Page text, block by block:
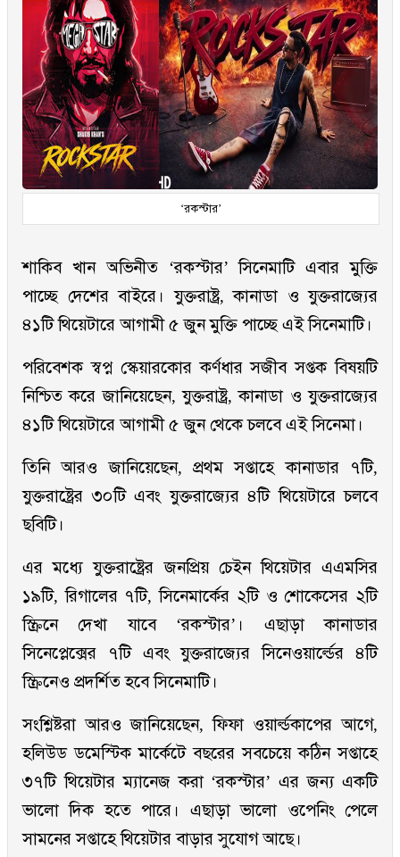
‘রকস্টার’
শাকিব খান অভিনীত ‘রকস্টার’ সিনেমাটি এবার মুক্তি
পাচ্ছে দেশের বাইরে। যুক্তরাষ্ট্র, কানাডা ও যুক্তরাজ্যের
৪১টি থিয়েটারে আগামী ৫ জুন মুক্তি পাচ্ছে এই সিনেমাটি।
পরিবেশক স্বপ্ন স্কেয়ারকোর কর্ণধার সজীব সপ্তক বিষয়টি
নিশ্চিত করে জানিয়েছেন, যুক্তরাষ্ট্র, কানাডা ও যুক্তরাজ্যের
৪১টি থিয়েটারে আগামী ৫ জুন থেকে চলবে এই সিনেমা।
তিনি আরও জানিয়েছেন, প্রথম সপ্তাহে কানাডার ৭টি,
যুক্তরাষ্ট্রের ৩০টি এবং যুক্তরাজ্যের ৪টি থিয়েটারে চলবে
ছবিটি।
এর মধ্যে যুক্তরাষ্ট্রের জনপ্রিয় চেইন থিয়েটার এএমসির
১৯টি, রিগালের ৭টি, সিনেমার্কের ২টি ও শোকেসের ২টি
স্ক্রিনে দেখা যাবে ‘রকস্টার’। এছাড়া কানাডার
সিনেপ্লেক্সের ৭টি এবং যুক্তরাজ্যের সিনেওয়ার্ল্ডের ৪টি
স্ক্রিনেও প্রদর্শিত হবে সিনেমাটি।
সংশ্লিষ্টরা আরও জানিয়েছেন, ফিফা ওয়ার্ল্ডকাপের আগে,
হলিউড ডমেস্টিক মার্কেটে বছরের সবচেয়ে কঠিন সপ্তাহে
৩৭টি থিয়েটার ম্যানেজ করা ‘রকস্টার’ এর জন্য একটি
ভালো দিক হতে পারে। এছাড়া ভালো ওপেনিং পেলে
সামনের সপ্তাহে থিয়েটার বাড়ার সুযোগ আছে।